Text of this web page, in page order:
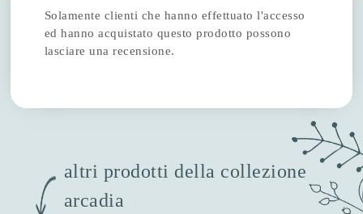
Solamente clienti che hanno effettuato l'accesso
ed hanno acquistato questo prodotto possono
lasciare una recensione.
altri prodotti della collezione
arcadia